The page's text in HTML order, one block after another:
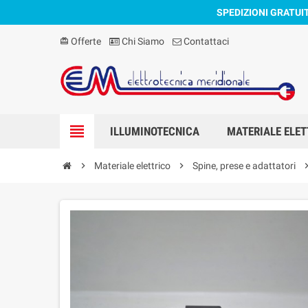
SPEDIZIONI
card_giftcard Offerte Chi Siamo Contattaci
view_headline ILLUMINOTECNICA MATERIALE
chevron_right Materiale elettrico chevron_right Spine, prese e adattatori chevron_right